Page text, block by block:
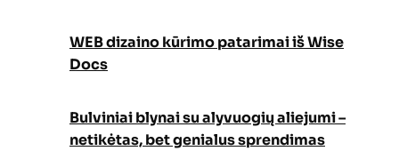
WEB dizaino kūrimo patarimai iš Wise
Docs
Bulviniai blynai su alyvuogių aliejumi –
netikėtas, bet genialus sprendimas